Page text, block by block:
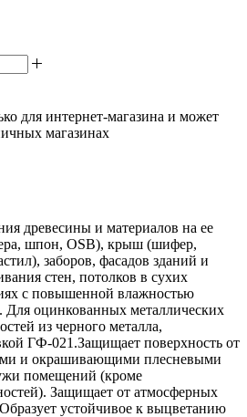
для интернет-магазина и может
магазинах
древесины и материалов на ее
шпон, OSB), крыш (шифер,
заборов, фасадов зданий и
стен, потолков в сухих
с повышенной влажностью
Для оцинкованных металлических
из черного металла,
ГФ-021.Защищает поверхность от
и окрашивающими плесневыми
помещений (кроме
Защищает от атмосферных
устойчивое к выцветанию